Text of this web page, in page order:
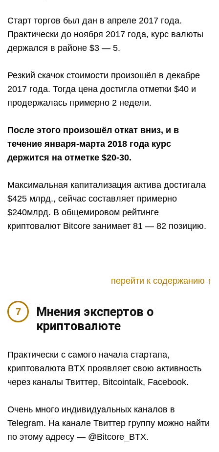
Старт торгов был дан в апреле 2017 года.
Практически до ноября 2017 года, курс валюты
держался в районе $3 — 5.
Резкий скачок стоимости произошёл в декабре
2017 года. Тогда цена достигла отметки $40 и
продержалась примерно 2 недели.
После этого произошёл откат вниз, и в
течение января-марта 2018 года курс
держится на отметке $20-30.
Максимальная капитализация актива достигала
$425 млрд., сейчас составляет примерно
$240млрд. В общемировом рейтинге
криптовалют Bitcore занимает 81 — 82 позицию.
перейти к содержанию ↑
Мнения экспертов о
криптовалюте
Практически с самого начала стартапа,
криптовалюта BTX проявляет свою активность
через каналы Твиттер, Bitcointalk, Facebook.
Очень много индивидуальных каналов в
Telegram. На канале Твиттер группу можно найти
по этому адресу — @Bitcore_BTX.